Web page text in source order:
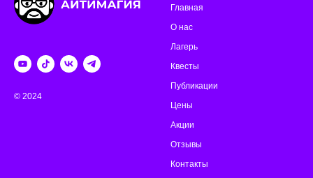
© 2024
Главная
О нас
Лагерь
Квесты
Публикации
Цены
Акции
Отзывы
Контакты